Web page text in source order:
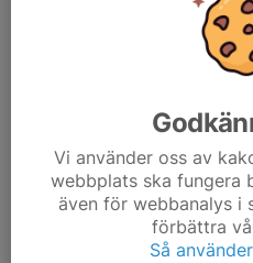
Vi använder oss av
webbplats ska fungera
även för webbanalys i
förbättra
Så